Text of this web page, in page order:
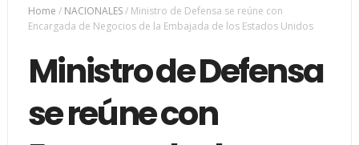
Home / NACIONALES/ Ministro de Defensa se reúne con
Encargada de Negocios de la Embajada de los Estados Unidos
Ministro de Defensa
se reúne con